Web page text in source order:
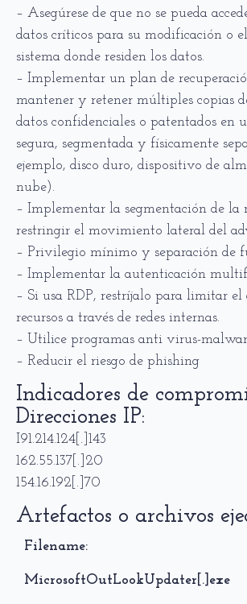
– Asegúrese de que no se pueda
datos críticos para su modificación o
sistema donde residen los datos.
– Implementar un plan de
mantener y retener múltiples copias
datos confidenciales o patentados en
segura, segmentada y físicamente
ejemplo, disco duro, dispositivo de
nube).
– Implementar la segmentación de la
restringir el movimiento lateral del
– Privilegio mínimo y separación de
– Implementar la autenticación
– Si usa RDP, restríjalo para limitar el
recursos a través de redes internas.
– Utilice programas anti virus-
– Reducir el riesgo de phishing
Indicadores de
Direcciones IP:
I91.214.124[.]143
162.55.137[.]20
154.16.192[.]70
Artefactos o archivos
Filename:
MicrosoftOutLookUpdater[.]exe